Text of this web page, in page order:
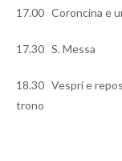
17.00 Coroncina e
17.30 S. Messa
18.30 Vespri e
trono